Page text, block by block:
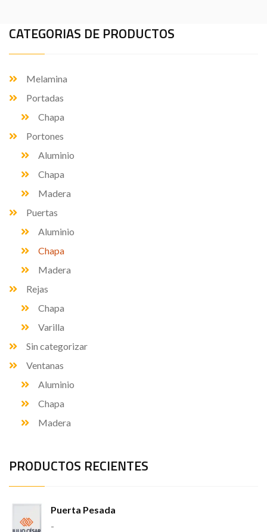
CATEGORIAS DE PRODUCTOS
Melamina
Portadas
Chapa
Portones
Aluminio
Chapa
Madera
Puertas
Aluminio
Chapa
Madera
Rejas
Chapa
Varilla
Sin categorizar
Ventanas
Aluminio
Chapa
Madera
PRODUCTOS RECIENTES
Puerta Pesada
-